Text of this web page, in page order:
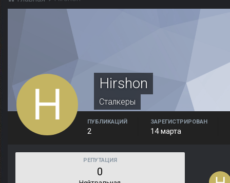
Hirshon
Сталкеры
ПУБЛИКАЦИЙ
2
ЗАРЕГИСТРИРОВАН
14 марта
РЕПУТАЦИЯ
0